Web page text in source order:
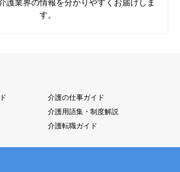
護業界の情報を分かりやすくお届けしま
す。
介護の仕事ガイド
介護用語集・制度解説
介護転職ガイド